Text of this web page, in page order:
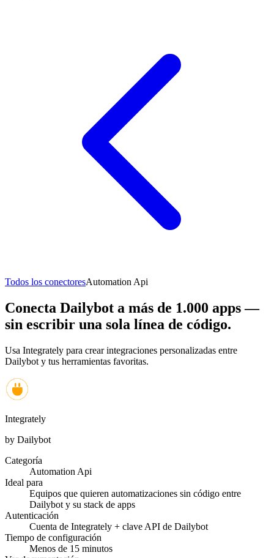
Todos los conectoresAutomation Api
Conecta Dailybot a más de 1.000 apps —
sin escribir una sola línea de código.
Usa Integrately para crear integraciones personalizadas entre
Dailybot y tus herramientas favoritas.
Integrately
by Dailybot
Categoría
Automation Api
Ideal para
Equipos que quieren automatizaciones sin código entre
Dailybot y su stack de apps
Autenticación
Cuenta de Integrately + clave API de Dailybot
Tiempo de configuración
Menos de 15 minutos